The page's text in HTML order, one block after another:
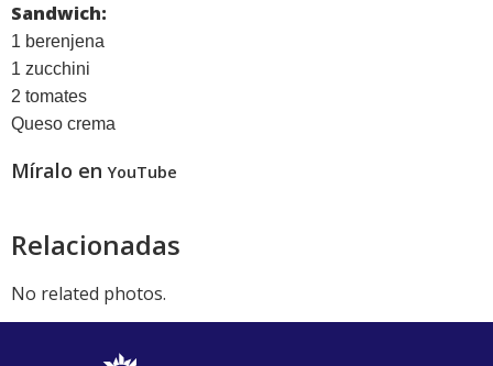
Sandwich:
1 berenjena
1 zucchini
2 tomates
Queso crema
Míralo enYouTube
Relacionadas
No related photos.